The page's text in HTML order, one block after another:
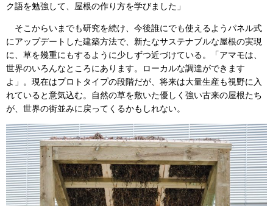
ク語を勉強して、屋根の作り方を学びました」
そこからいまでも研究を続け、今後誰にでも使えるようパネル式
にアップデートした建築方法で、新たなサステナブルな屋根の実現
に、草を幾重にもするように少しずつ近づけている。「アマモは、
世界のいろんなところにあります。ローカルな調達ができます
よ」。現在はプロトタイプの段階だが、将来は大量生産も視野に入
れていると意気込む。自然の草を敷いた優しく強い古来の屋根たち
が、世界の街並みに戻ってくるかもしれない。